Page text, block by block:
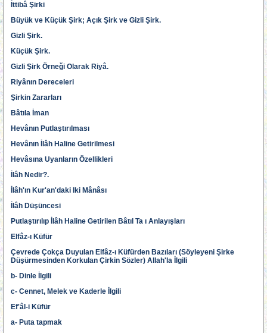
İttibâ Şirki
Büyük ve Küçük Şirk; Açık Şirk ve Gizli Şirk.
Gizli Şirk.
Küçük Şirk.
Gizli Şirk Örneği Olarak Riyâ.
Riyânın Dereceleri
Şirkin Zararları
Bâtıla İman
Hevânın Putlaştırılması
Hevânın İlâh Haline Getirilmesi
Hevâsına Uyanların Özellikleri
İlâh Nedir?.
İlâh'ın Kur'an'daki Iki Mânâsı
İlâh Düşüncesi
Putlaştırılıp İlâh Haline Getirilen Bâtıl Ta ı Anlayışları
Elfâz-ı Küfür
Çevrede Çokça Duyulan Elfâz-ı Küfürden Bazıları (Söyleyeni Şirke
Düşürmesinden Korkulan Çirkin Sözler) Allah'la İlgili
b- Dinle İlgili
c- Cennet, Melek ve Kaderle İlgili
Ef'âl-i Küfür
a- Puta tapmak